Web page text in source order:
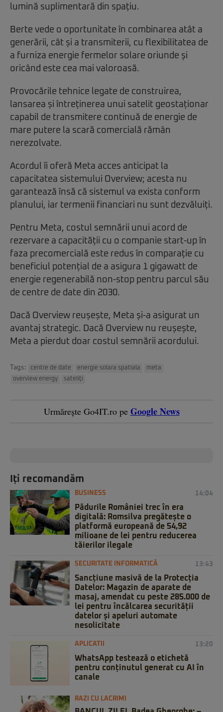
lumină suplimentară din spațiu.
Berte vede o oportunitate în combinarea atât a
generării, cât și a transmiterii, cu flexibilitatea de
a furniza energie fermelor solare oriunde și
oricând este cea mai valoroasă.
Provocările tehnice legate de construirea,
lansarea și întreținerea unui satelit geostaționar
capabil de transmitere continuă de energie de
mare putere la scară comercială rămân
nerezolvate.
Acordul îi oferă Meta acces anticipat la
capacitatea sistemului Overview; acesta nu
garantează însă că sistemul va exista conform
planului, iar termenii financiari nu sunt dezvăluiți.
Pentru Meta, costul semnării unui acord de
rezervare a capacității cu o companie start-up în
faza precomercială este redus în comparație cu
beneficiul potențial de a asigura 1 gigawatt de
energie regenerabilă non-stop pentru parcul său
de centre de date din 2030.
Dacă Overview reușește, Meta și-a asigurat un
avantaj strategic. Dacă Overview nu reușește,
Meta a pierdut doar costul semnării acordului.
Tags: centre de date energie solara spatiala
meta
overview energy
sateliţi
Urmărește Go4IT.ro pe Google News
Iți recomandăm
BUSINESS 14:04
Pădurile României trec în era
digitală: Romsilva pregătește o
platformă europeană de 54,92
milioane de lei pentru reducerea
tăierilor ilegale
SECURITATE INFORMATICĂ 13:43
Sancțiune masivă de la Protecția
Datelor: Magazin de aparate de
masaj, amendat cu peste 285.000 de
lei pentru încălcarea securității
datelor și apeluri automate
nesolicitate
APLICATII 13:20
WhatsApp testează o etichetă
pentru conținutul generat cu AI în
canale
RAZI CU LACRIMI